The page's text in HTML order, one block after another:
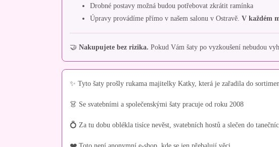
Drobné postavy možná budou potřebovat zkrátit ramínka
Úpravy provádíme přímo v našem salonu v Ostravě. V každém
🤝 Nakupujete bez rizika. Pokud Vám šaty po vyzkoušení nebudou
✨ Tyto šaty prošly rukama majitelky Katky, která je zařadila do
👗 Se svatebními a společenskými šaty pracuje od roku 2008
💍 Za tu dobu oblékla tisíce nevěst, svatebních hostů a slečen do
❤️ Toto není anonymní e-shop, kde se jen přebalují věci